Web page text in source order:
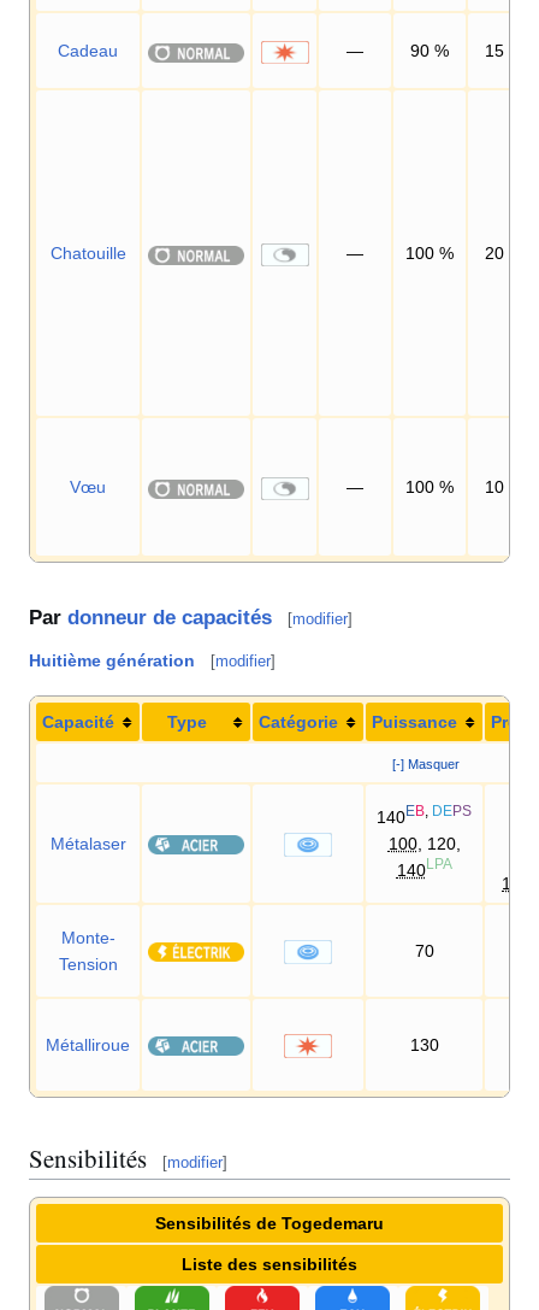
Cadeau — 90 % 15
Chatouille — 100 % 20
Vœu — 100 % 10
Par donneur de capacités [modifier]
Huitième génération [modifier]
Capacité Type Catégorie Puissance
[-] Masquer
Métalaser
140EB DEPS
100, 120,
140 LPA
100
Monte-
Tension
70
Métalliroue 130
Sensibilités [modifier]
Sensibilités de Togedemaru
Liste des sensibilités